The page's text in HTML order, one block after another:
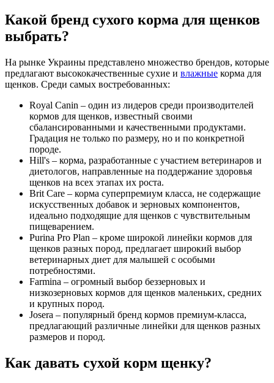
Какой бренд сухого корма для щенков
выбрать?
На рынке Украины представлено множество брендов, которые
предлагают высококачественные сухие и влажные корма для
щенков. Среди самых востребованных:
Royal Canin – один из лидеров среди производителей
кормов для щенков, известный своими
сбалансированными и качественными продуктами.
Градация не только по размеру, но и по конкретной
породе.
Hill's – корма, разработанные с участием ветеринаров и
диетологов, направленные на поддержание здоровья
щенков на всех этапах их роста.
Brit Care – корма суперпремиум класса, не содержащие
искусственных добавок и зерновых компонентов,
идеально подходящие для щенков с чувствительным
пищеварением.
Purina Pro Plan – кроме широкой линейки кормов для
щенков разных пород, предлагает широкий выбор
ветеринарных диет для малышей с особыми
потребностями.
Farmina – огромный выбор беззерновых и
низкозерновых кормов для щенков маленьких, средних
и крупных пород.
Josera – популярный бренд кормов премиум-класса,
предлагающий различные линейки для щенков разных
размеров и пород.
Как давать сухой корм щенку?